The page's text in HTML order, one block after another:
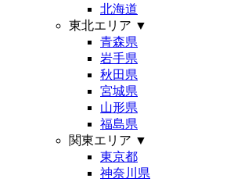
北海道
東北エリア ▼
青森県
岩手県
秋田県
宮城県
山形県
福島県
関東エリア ▼
東京都
神奈川県